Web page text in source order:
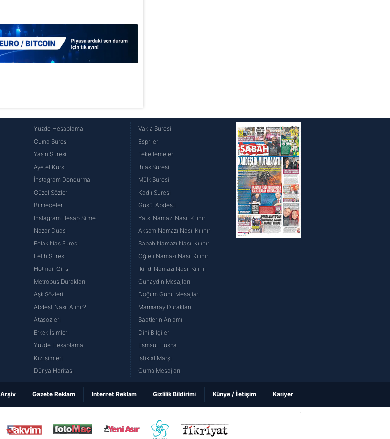
Yüzde Hesaplama
Cuma Suresi
Yasin Suresi
Ayetel Kürsi
İnstagram Dondurma
Güzel Sözler
Bilmeceler
İnstagram Hesap Silme
Nazar Duası
Felak Nas Suresi
Fetih Suresi
Hotmail Giriş
Metrobüs Durakları
Aşk Sözleri
Abdest Nasıl Alınır?
Atasözleri
Erkek İsimleri
Yüzde Hesaplama
Kız İsimleri
Dünya Haritası
Vakıa Suresi
Espriler
Tekerlemeler
İhlas Suresi
Mülk Suresi
Kadir Suresi
Gusül Abdesti
Yatsı Namazı Nasıl Kılınır
Akşam Namazı Nasıl Kılınır
Sabah Namazı Nasıl Kılınır
Öğlen Namazı Nasıl Kılınır
İkindi Namazı Nasıl Kılınır
Günaydın Mesajları
Doğum Günü Mesajları
Marmaray Durakları
Saatlerin Anlamı
Dini Bilgiler
Esmaül Hüsna
İstiklal Marşı
Cuma Mesajları
Arşiv Gazete Reklam Internet Reklam Gizlilik Bildirimi Künye / İletişim Kariyer